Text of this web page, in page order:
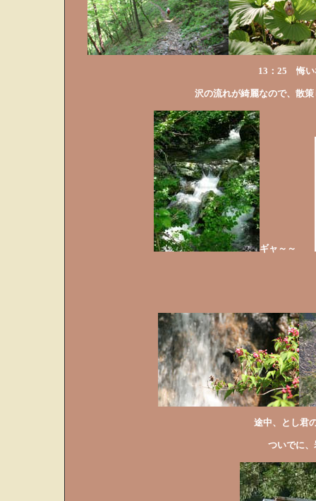
13：25 悔い
沢の流れが綺麗なので、散
ギャ～～
途中、とし君
ついでに